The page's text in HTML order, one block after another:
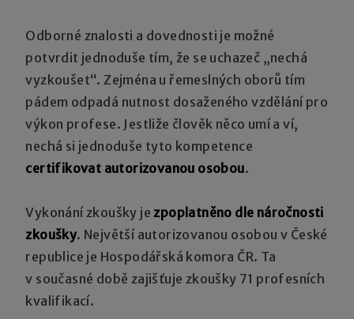
Odborné znalosti a dovednosti je možné
potvrdit jednoduše tím, že se uchazeč „nechá
vyzkoušet“. Zejména u řemeslných oborů tím
pádem odpadá nutnost dosaženého vzdělání pro
výkon profese. Jestliže člověk něco umí a ví,
nechá si jednoduše tyto kompetence
certifikovat autorizovanou osobou.
Vykonání zkoušky jezpoplatněno dle náročnosti
zkoušky. Největší autorizovanou osobou v České
republice je Hospodářská komora ČR. Ta
v současné době zajišťuje zkoušky 71 profesních
kvalifikací.